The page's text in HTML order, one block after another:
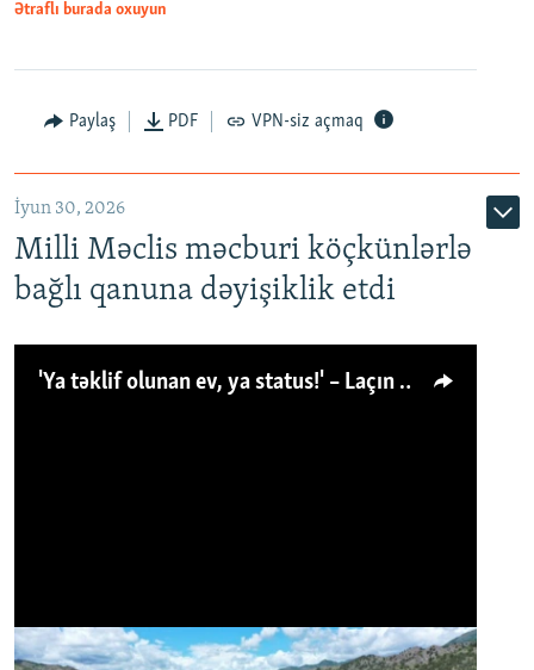
Ətraflı burada oxuyun
Paylaş PDF VPN-siz açmaq
İyun 30, 2026
Milli Məclis məcburi köçkünlərlə
bağlı qanuna dəyişiklik etdi
'Ya təklif olunan ev, ya status!' – Laçın köçkünü: 'Laçından başqa heç hara!'